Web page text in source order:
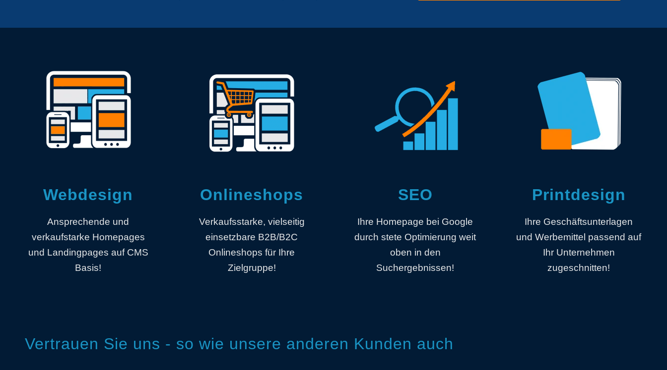
Webdesign
Ansprechende und
verkaufstarke Homepages
und Landingpages auf CMS
Basis!
Onlineshops
Verkaufsstarke, vielseitig
einsetzbare B2B/B2C
Onlineshops für Ihre
Zielgruppe!
SEO
Ihre Homepage bei Google
durch stete Optimierung weit
oben in den
Suchergebnissen!
Printdesign
Ihre Geschäftsunterlagen
und Werbemittel passend auf
Ihr Unternehmen
zugeschnitten!
Vertrauen Sie uns - so wie unsere anderen Kunden auch